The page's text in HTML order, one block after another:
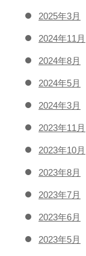
2025年3月
2024年11月
2024年8月
2024年5月
2024年3月
2023年11月
2023年10月
2023年8月
2023年7月
2023年6月
2023年5月